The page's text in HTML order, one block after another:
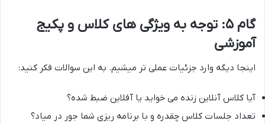
گام ۵: توجه به ویژگی های کلاس و پکیج
آموزشی
اینجا دیگه وارد جزئیات عملی تر میشیم. به این سوالات فکر کنید:
آیا کلاس آنلاین زنده می خواید یا آفلاین ضبط شده؟
تعداد جلسات کلاس چقدره و با برنامه ریزی شما جور در میاد؟